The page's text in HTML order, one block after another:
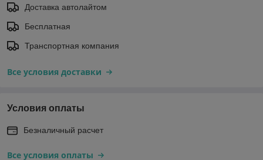
Доставка автолайтом
Бесплатная
Транспортная компания
Все условия доставки
Условия оплаты
Безналичный расчет
Все условия оплаты